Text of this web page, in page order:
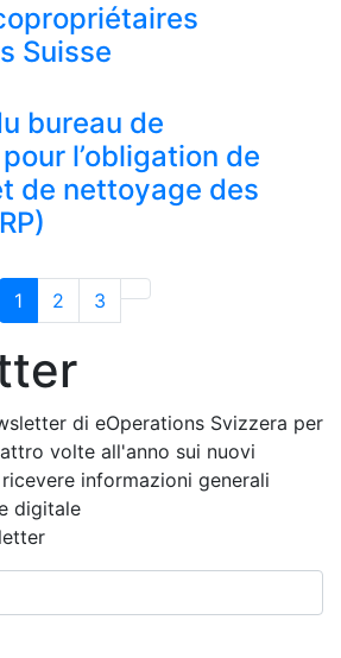
Suisse
bureau de
l’obligation de
de nettoyage des
1 2 3
di eOperations Svizzera per
volte all'anno sui nuovi
informazioni generali
digitale